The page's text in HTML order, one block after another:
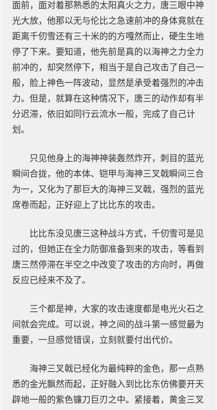
面前，面对着那熟悉的太阳真火之力，唐三眼中神
光大放，他那以无与伦比之急速前冲的身体竟就在
距离千仞雪还有三十米的的方嘎然而止，硬生生地
停了下来。要知道，他先前是真的以海神之力全力
前冲的，却突然停下，相当于是自己攻击了自己一
般，脸上神色一阵波动，显然是承受着强烈的冲击
力。但是，就算在这种情况下，唐三的动作却有半
分迟滞，依旧如同行云流水一般，完成了自己计
划。
只见他身上的海神神装轰然炸开，刺目的蓝光
瞬间合拢，他的本体、铠甲与海神三叉戟瞬间三合
为一，又化为了那巨大的海神三叉戟，强烈的蓝光
席卷而起，正好迎上了比比东的攻击。
比比东没见唐三这种战斗方式，千仞雪可是见
过的，但她正在全力防御准备到来的攻击，等看到
唐三然停滞在半空之中改变了攻击的方向时，再做
反应已经来不及了。
三个都是神，大家的攻击速度都是电光火石之
间就会完成。可以说，神之间的战斗第一感觉最为
重要，一旦感觉错误，立刻就要付出代价。
海神三叉戟已经化为最纯粹的金色，那一点熟
悉的金光飘然而起，正好融入到比比东仿佛要开天
辟地一般的紫色镰刀巨刃之中。紧接着，黄金三叉